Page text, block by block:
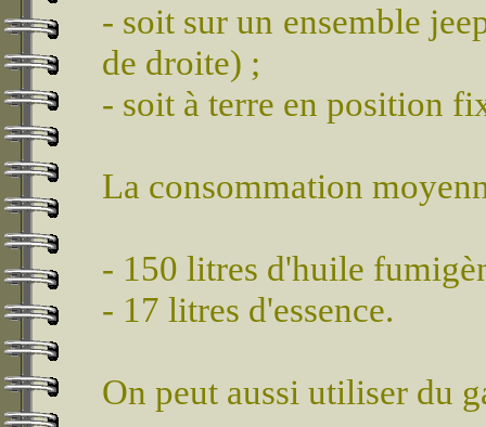
- soit sur un ensemble
de droite) ;
- soit à terre en position
La consommation
- 150 litres d'huile
- 17 litres d'essence.
On peut aussi utiliser du